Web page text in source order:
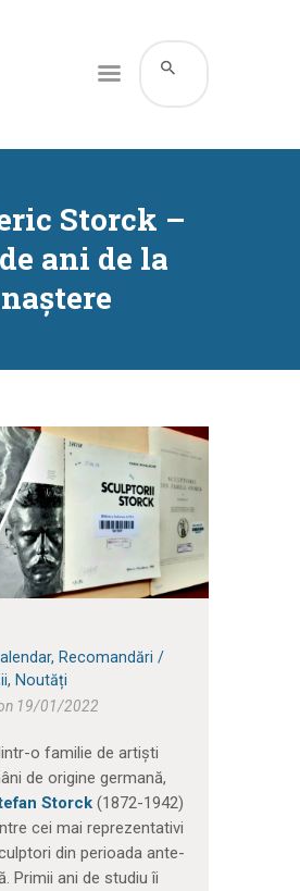
Storck –
ani de la
naștere
ONLINE
UTILE
, Recomandări /
, Noutăți
19/01/2022
o familie de artiști
de origine germană,
Storck(1872-1942)
cei mai reprezentativi
din perioada ante-
Primii ani de studiu îi